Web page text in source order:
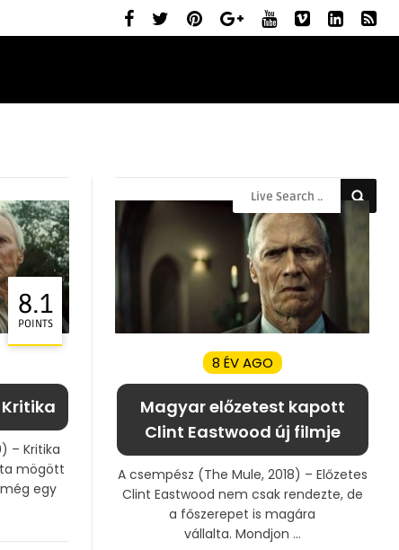
8.1
POINTS
– Kritika
mögött
egy
8 ÉV AGO
Magyar előzetest kapott
Clint Eastwood új filmje
A csempész (The Mule, 2018) – Előzetes
Clint Eastwood nem csak rendezte, de
a főszerepet is magára
vállalta. Mondjon ...